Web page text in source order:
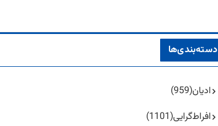
دسته‌بندی‌ها
ادیان(959)
افراط‌گرایی(1101)